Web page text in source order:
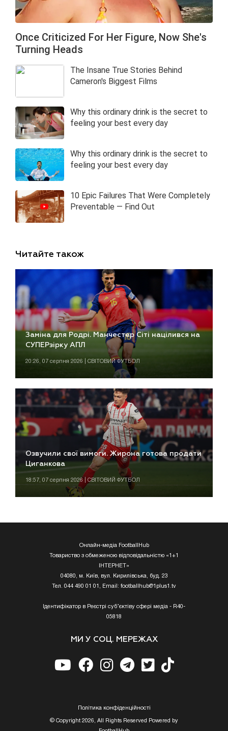
Читайте також
Заміна для Родрі. Манчестер Сіті націлився на
СУПЕРзірку АПЛ
20:26, 07 серпня 2026 | СВІТОВИЙ ФУТБОЛ
Озвучили свої вимоги. Жирона готова продати
Циганкова
18:57, 07 серпня 2026 | СВІТОВИЙ ФУТБОЛ
Онлайн-медіа FootballHub
Товариство з обмеженою відповідальністю «1+1
ІНТЕРНЕТ»
04080, м. Київ, вул. Кирилівська, буд. 23
Тел. 044 490 01 01, Email: footballhub@1plus1.tv
Ідентифікатор в Реєстрі суб’єктіву сфері медіа - R40-
05818
МИ У СОЦ. МЕРЕЖАХ
Полiтика конфiденцiйностi
© Copyright 2026, All Rights Reserved Powered by